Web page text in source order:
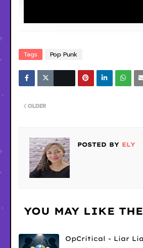
Tags Pop Punk
OLDER
POSTED BY ELY
YOU MAY LIKE
OpCritical - Liar